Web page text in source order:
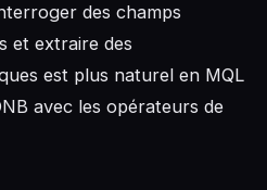
des champs
et extraire des
est plus naturel en MQL
avec les opérateurs de